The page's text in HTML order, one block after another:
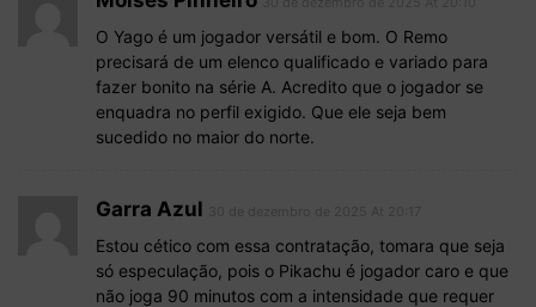
O Yago é um jogador versátil e bom. O Remo
precisará de um elenco qualificado e variado para
fazer bonito na série A. Acredito que o jogador se
enquadra no perfil exigido. Que ele seja bem
sucedido no maior do norte.
Garra Azul
Estou cético com essa contratação, tomara que seja
só especulação, pois o Pikachu é jogador caro e que
não joga 90 minutos com a intensidade que requer